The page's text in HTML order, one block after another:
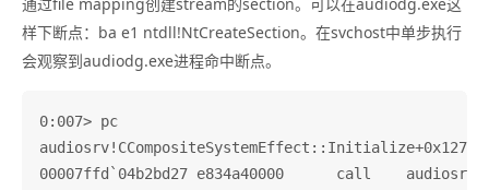
通过file mapping创建stream的section。可以在audiodg.exe这
样下断点：ba e1 ntdll!NtCreateSection。在svchost中单步执行
会观察到audiodg.exe进程命中断点。
0:007> pc
audiosrv!CCompositeSystemEffect::Initialize+0x127:
00007ffd`04b2bd27 e834a40000      call